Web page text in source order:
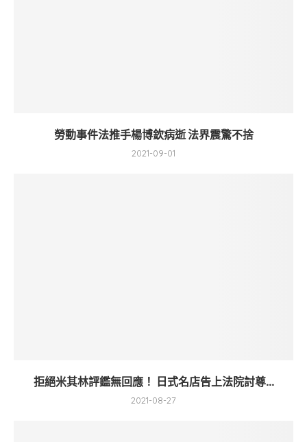
勞動事件法推手楊博欽病逝 法界震驚不捨
2021-09-01
拒絕米其林評鑑無回應！ 日式名店告上法院討尊...
2021-08-27